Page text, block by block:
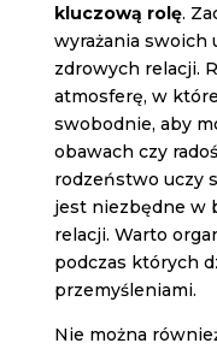
kluczową rolę.
wyrażania
zdrowych relacji.
atmosferę, w
swobodnie, aby
obawach czy
rodzeństwo uczy
jest niezbędne w
relacji. Warto
podczas których
przemyśleniami.
Nie można